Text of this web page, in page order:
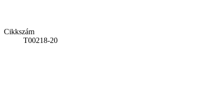
Cikkszám
T00218-20